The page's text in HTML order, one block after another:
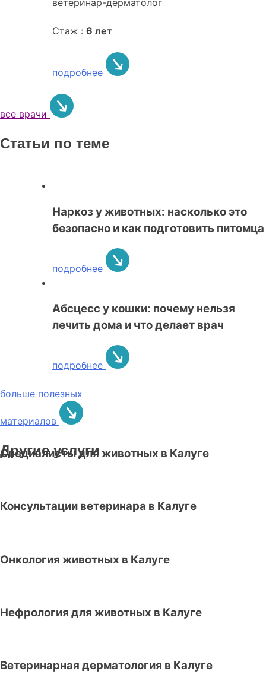
ветеринар-дерматолог
Стаж : 6 лет
подробнее
все врачи
Статьи по теме
Наркоз у животных: насколько это
безопасно и как подготовить питомца
подробнее
Абсцесс у кошки: почему нельзя
лечить дома и что делает врач
подробнее
больше полезных
материалов
Другие услуги
Специалисты для животных в Калуге
Консультации ветеринара в Калуге
Онкология животных в Калуге
Нефрология для животных в Калуге
Ветеринарная дерматология в Калуге